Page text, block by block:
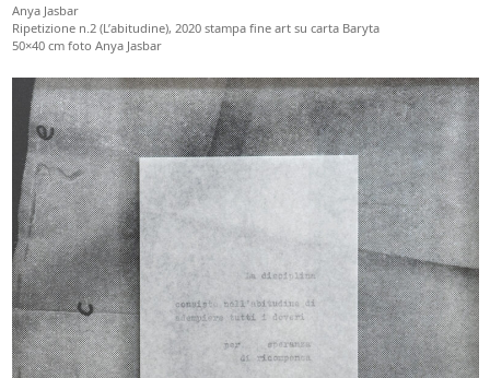
Anya Jasbar
Ripetizione n.2 (L’abitudine), 2020 stampa fine art su carta Baryta
50×40 cm foto Anya Jasbar